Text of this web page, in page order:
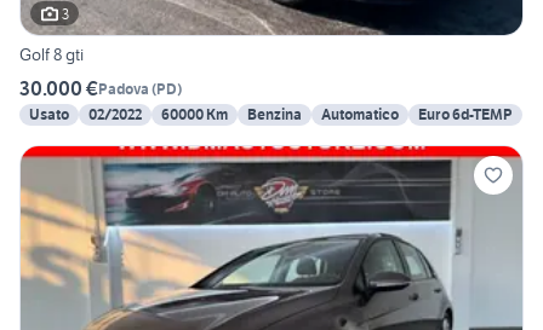
3
Golf 8 gti
30.000 €Padova (PD)
Usato
02/2022 60000 Km Benzina Automatico Euro 6d-TEMP